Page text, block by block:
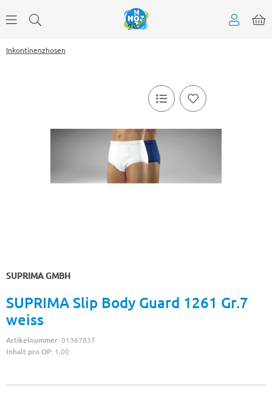
Inkontinenzhosen
SUPRIMA GMBH
SUPRIMA Slip Body Guard 1261 Gr.7
weiss
Artikelnummer:01367837
Inhalt pro OP: 1,00